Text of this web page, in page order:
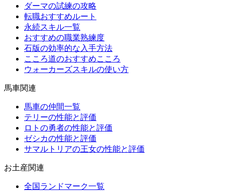
ダーマの試練の攻略
転職おすすめルート
永続スキル一覧
おすすめの職業熟練度
石版の効率的な入手方法
こころ道のおすすめこころ
ウォーカーズスキルの使い方
馬車関連
馬車の仲間一覧
テリーの性能と評価
ロトの勇者の性能と評価
ゼシカの性能と評価
サマルトリアの王女の性能と評価
お土産関連
全国ランドマーク一覧